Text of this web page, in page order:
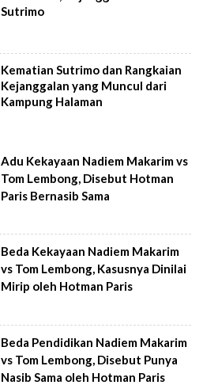
Sutrimo
Kematian Sutrimo dan Rangkaian
Kejanggalan yang Muncul dari
Kampung Halaman
Adu Kekayaan Nadiem Makarim vs
Tom Lembong, Disebut Hotman
Paris Bernasib Sama
Beda Kekayaan Nadiem Makarim
vs Tom Lembong, Kasusnya Dinilai
Mirip oleh Hotman Paris
Beda Pendidikan Nadiem Makarim
vs Tom Lembong, Disebut Punya
Nasib Sama oleh Hotman Paris